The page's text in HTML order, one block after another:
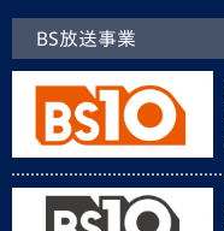
BS放送事業